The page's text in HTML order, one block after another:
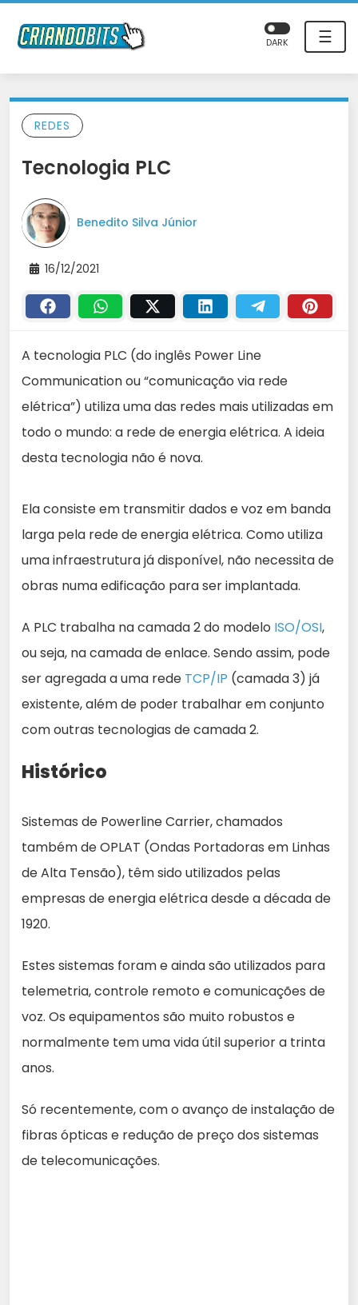
☰
DARK
REDES
Tecnologia PLC
Benedito Silva Júnior
16/12/2021
A tecnologia PLC (do inglês Power Line
Communication ou “comunicação via rede
elétrica”) utiliza uma das redes mais utilizadas em
todo o mundo: a rede de energia elétrica. A ideia
desta tecnologia não é nova.
Ela consiste em transmitir dados e voz em banda
larga pela rede de energia elétrica. Como utiliza
uma infraestrutura já disponível, não necessita de
obras numa edificação para ser implantada.
A PLC trabalha na camada 2 do modelo ISO/OSI,
ou seja, na camada de enlace. Sendo assim, pode
ser agregada a uma rede TCP/IP (camada 3) já
existente, além de poder trabalhar em conjunto
com outras tecnologias de camada 2.
Histórico
Sistemas de Powerline Carrier, chamados
também de OPLAT (Ondas Portadoras em Linhas
de Alta Tensão), têm sido utilizados pelas
empresas de energia elétrica desde a década de
1920.
Estes sistemas foram e ainda são utilizados para
telemetria, controle remoto e comunicações de
voz. Os equipamentos são muito robustos e
normalmente tem uma vida útil superior a trinta
anos.
Só recentemente, com o avanço de instalação de
fibras ópticas e redução de preço dos sistemas
de telecomunicações.